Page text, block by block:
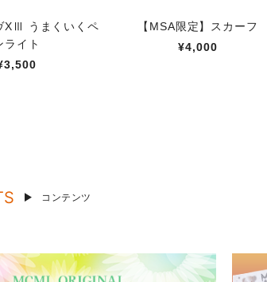
XⅢ うまくいくペ
ライト
【MSA限定】スカーフ
¥4,000
コンテンツ